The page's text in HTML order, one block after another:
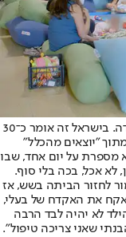
אחת מכל חמש־שש נשים תחווה דיכאון אחרי לידה. בישראל זה אומר כ־30
"יוצאים מהכלל"
מספרת על יום אחד, שבו
לא אכל, בכה בלי סוף.
לחזור הביתה בשש, אז
את האקדח של בעלי,
לא יהיה לבד הרבה
שאני צריכה טיפול".